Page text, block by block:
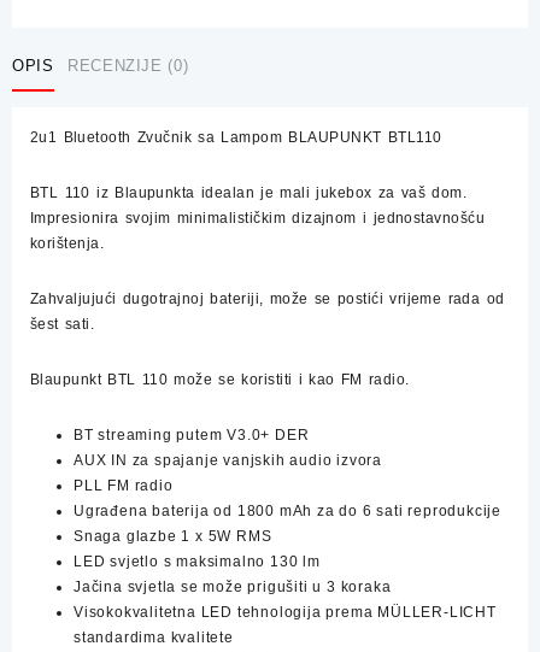
Lampom
količina
OPIS RECENZIJE (0)
2u1 Bluetooth Zvučnik sa Lampom BLAUPUNKT BTL110
BTL 110 iz Blaupunkta idealan je mali jukebox za vaš dom.
Impresionira svojim minimalističkim dizajnom i jednostavnošću
korištenja.
Zahvaljujući dugotrajnoj bateriji, može se postići vrijeme rada od
šest sati.
Blaupunkt BTL 110 može se koristiti i kao FM radio.
BT streaming putem V3.0+ DER
AUX IN za spajanje vanjskih audio izvora
PLL FM radio
Ugrađena baterija od 1800 mAh za do 6 sati reprodukcije
Snaga glazbe 1 x 5W RMS
LED svjetlo s maksimalno 130 lm
Jačina svjetla se može prigušiti u 3 koraka
Visokokvalitetna LED tehnologija prema MÜLLER-LICHT
standardima kvalitete